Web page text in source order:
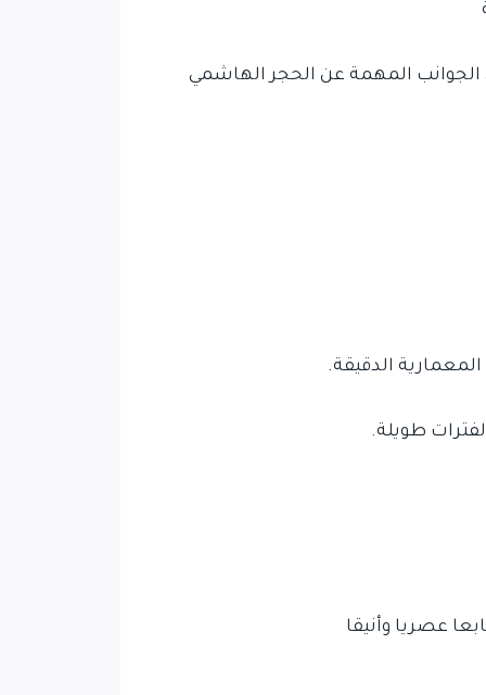
الجوانب المهمة عن الحجر الهاشمي
الدقيقة.
طويلة.
عصريا وأنيقا